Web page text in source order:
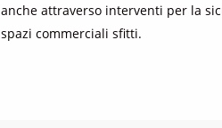
anche attraverso interventi per la
spazi commerciali sfitti.